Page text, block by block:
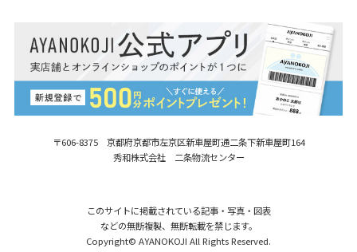
〒606-8375 京都府京都市左京区新車屋町通二条下新車屋町164
秀和株式会社 二条物流センター
このサイトに掲載されている記事・写真・図表
などの無断複製、無断転載を禁じます。
Copyright© AYANOKOJI All Rights Reserved.